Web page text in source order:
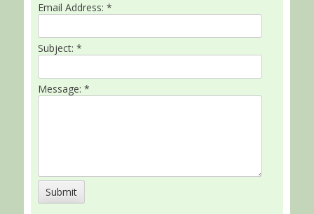
Email Address: *
Subject: *
Message: *